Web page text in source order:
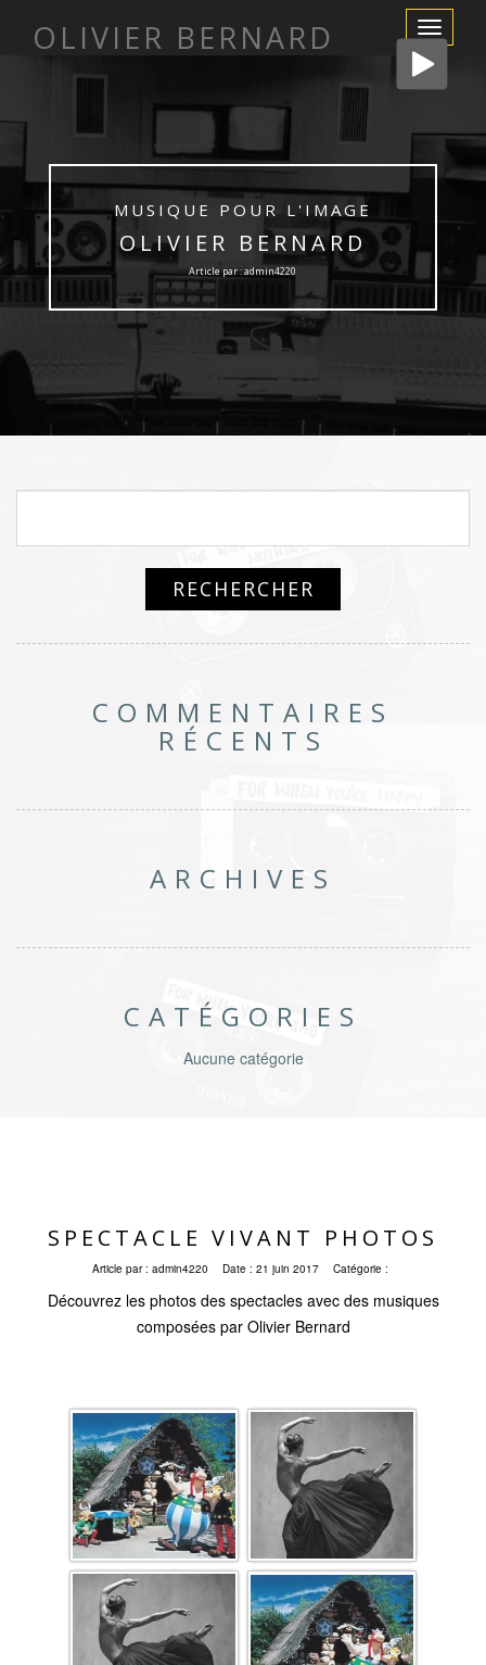
Afficher/
la
navigation
OLIVIER BERNARD
MUSIQUE POUR L'IMAGE
OLIVIER BERNARD
Article par : admin4220
COMMENTAIRES
RÉCENTS
ARCHIVES
CATÉGORIES
Aucune catégorie
SPECTACLE VIVANT PHOTOS
Article par : admin4220 Date : 21 juin 2017 Catégorie :
Découvrez les photos des spectacles avec des musiques
composées par Olivier Bernard